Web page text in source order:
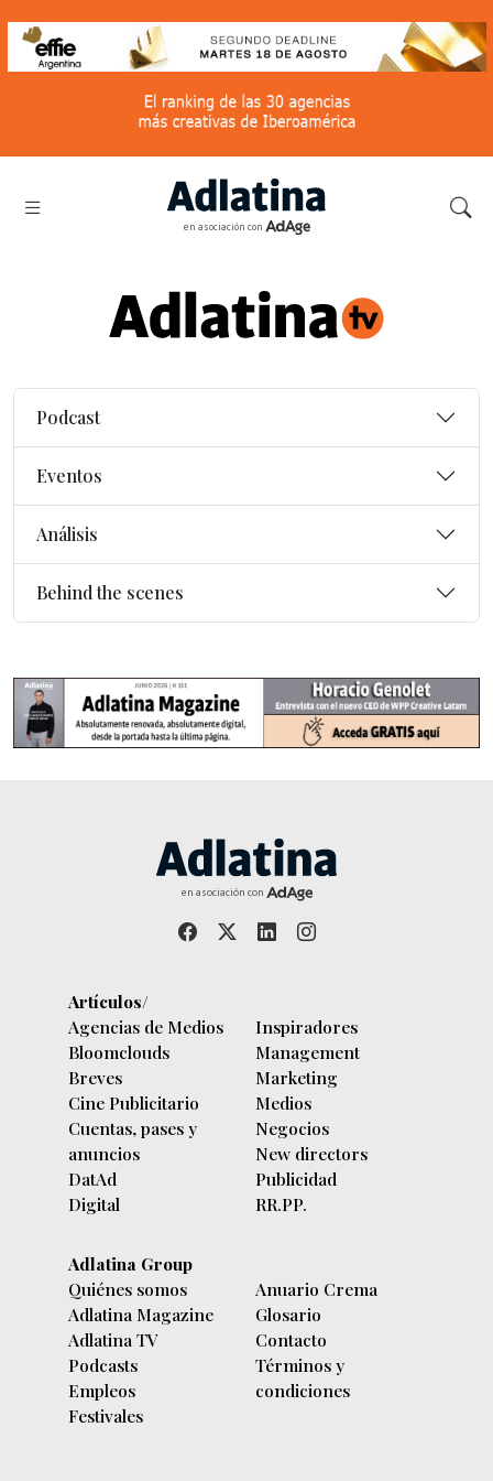
en asociación con
Podcast
Eventos
Análisis
Behind the scenes
en asociación con
Artículos/
Agencias de Medios
Bloomclouds
Breves
Cine Publicitario
Cuentas, pases y
anuncios
DatAd
Digital
Inspiradores
Management
Marketing
Medios
Negocios
New directors
Publicidad
RR.PP.
Adlatina Group
Quiénes somos
Adlatina Magazine
Adlatina TV
Podcasts
Empleos
Festivales
Anuario Crema
Glosario
Contacto
Términos y
condiciones